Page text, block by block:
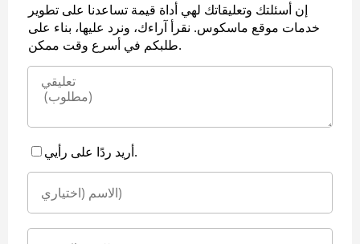
إن أسئلتك وتعليقاتك لهي أداة قيمة تساعدنا على تطوير
خدمات موقع ماسكوس. نقرأ آراءك، ونرد عليها، بناء على
طلبكم في أسرع وقت ممكن.
أريد ردًا على رأيي.